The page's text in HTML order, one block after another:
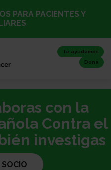
PARA PACIENTES Y
Te ayudamos
Dona
con la
Contra el
investigas